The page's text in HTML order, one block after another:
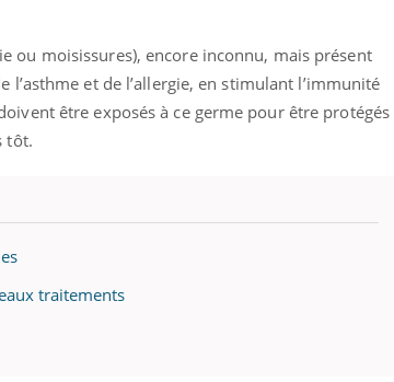
ou moisissures), encore inconnu, mais présent
et de l’allergie, en stimulant l’immunité
être exposés à ce germe pour être protégés
tôt.
traitements